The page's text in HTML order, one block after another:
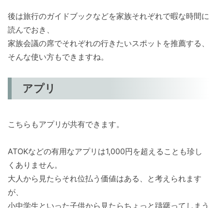
後は旅行のガイドブックなどを家族それぞれで暇な時間に
読んでおき、
家族会議の席でそれぞれの行きたいスポットを推薦する、
そんな使い方もできますね。
アプリ
こちらもアプリが共有できます。
ATOKなどの有用なアプリは1,000円を超えることも珍し
くありません。
大人から見たらそれ位払う価値はある、と考えられます
が、
小中学生といった子供から見たらちょっと躊躇ってしまう